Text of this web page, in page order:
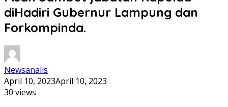
diHadiri Gubernur Lampung dan
Forkompinda.
Newsanalis
April 10, 2023April 10, 2023
30 views